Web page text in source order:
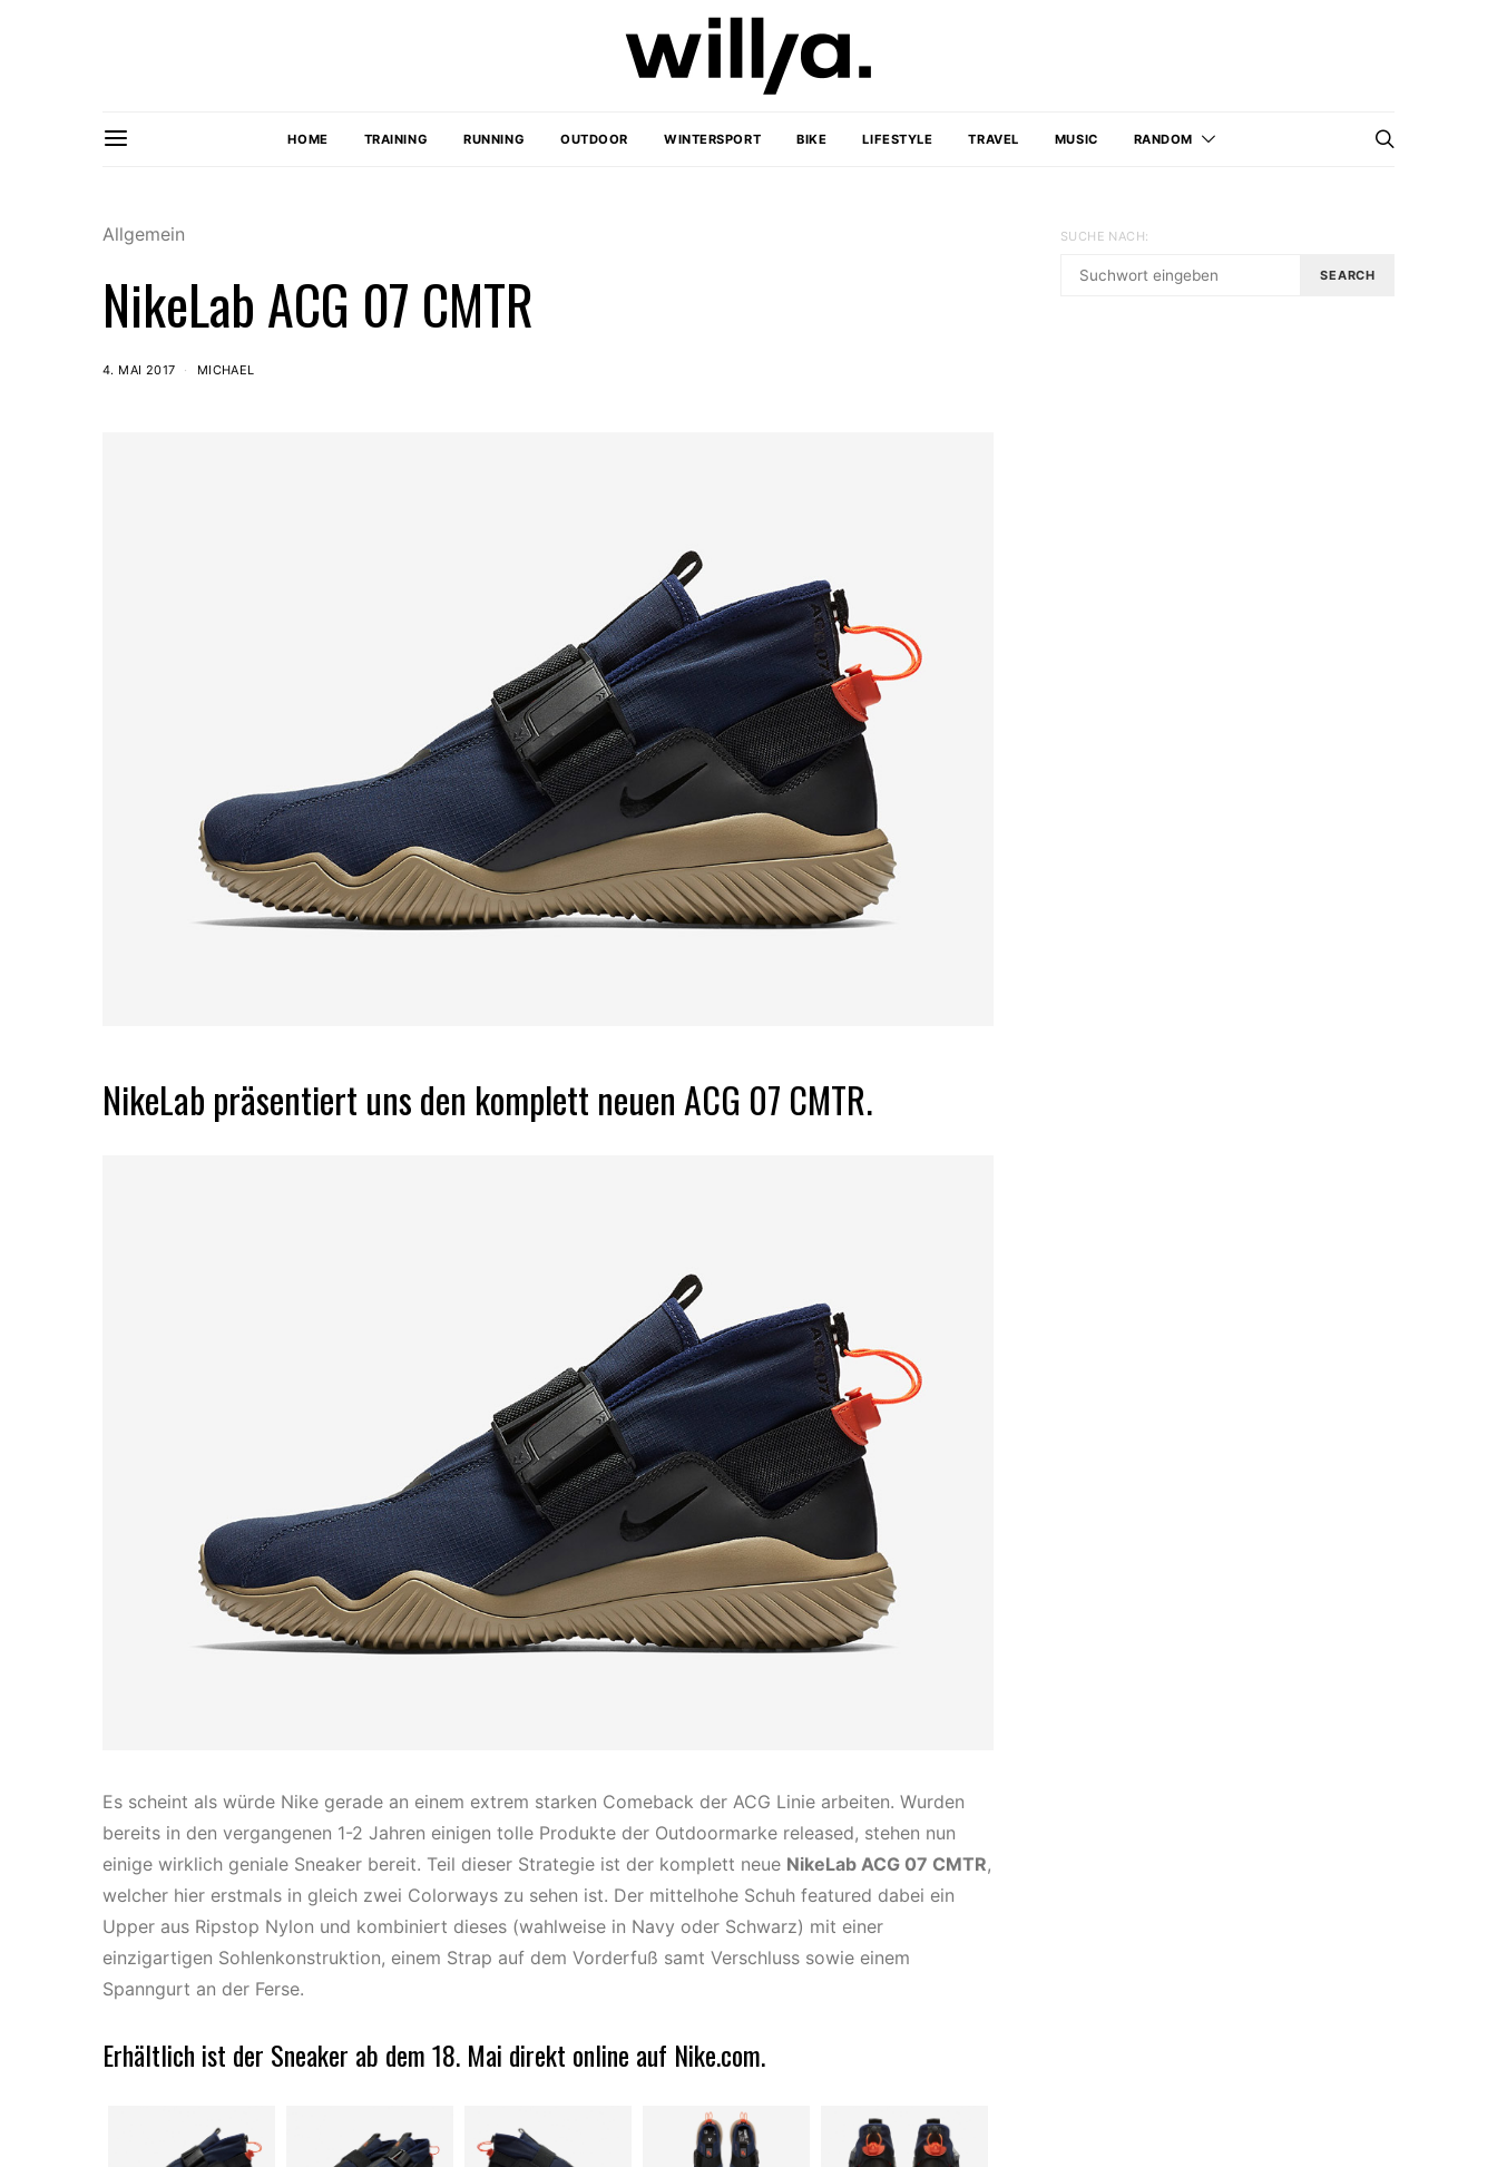
HOME TRAINING RUNNING OUTDOOR WINTERSPORT BIKE LIFESTYLE TRAVEL MUSIC RANDOM
Allgemein
NikeLab ACG 07 CMTR
4. MAI 2017 MICHAEL
NikeLab präsentiert uns den komplett neuen ACG 07 CMTR.
Es scheint als würde Nike gerade an einem extrem starken Comeback der ACG Linie arbeiten. Wurden
bereits in den vergangenen 1-2 Jahren einigen tolle Produkte der Outdoormarke released, stehen nun
einige wirklich geniale Sneaker bereit. Teil dieser Strategie ist der komplett neue NikeLab ACG 07 CMTR,
welcher hier erstmals in gleich zwei Colorways zu sehen ist. Der mittelhohe Schuh featured dabei ein
Upper aus Ripstop Nylon und kombiniert dieses (wahlweise in Navy oder Schwarz) mit einer
einzigartigen Sohlenkonstruktion, einem Strap auf dem Vorderfuß samt Verschluss sowie einem
Spanngurt an der Ferse.
Erhältlich ist der Sneaker ab dem 18. Mai direkt online auf Nike.com.
SUCHE NACH:
SEARCH